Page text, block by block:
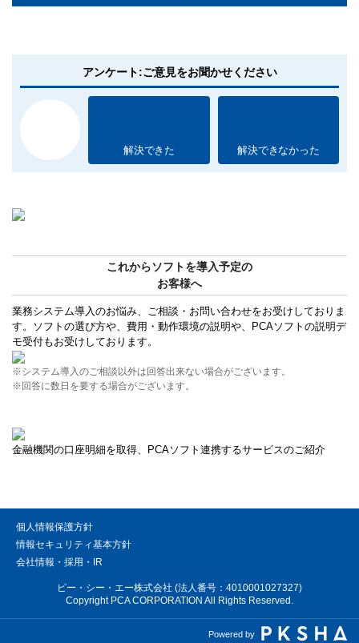
アンケート:ご意見をお聞かせください
解決できた 解決できなかった
これからソフトを導入予定の
お客様へ
業務システム導入のお悩み、ご相談・お問い合わせをお受けしておりま
す。ソフトの選び方や、費用・動作環境の説明や、PCAソフトの説明デ
モ受付もお受けしております。
※システム導入のご相談以外は回答出来ない場合がございます。
※回答に数日を要する場合がございます。
金融機関の口座明細を取得、PCAソフト連携するサービスのご紹介
個人情報保護方針
情報セキュリティ基本方針
会社情報・採用・IR
ピー・シー・エー株式会社 (法人番号：4010001027327)
Copyright PCA CORPORATION All Rights Reserved.
Powered by